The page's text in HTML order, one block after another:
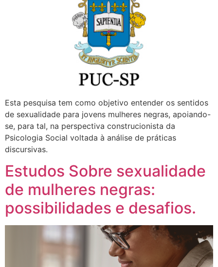
Esta pesquisa tem como objetivo entender os sentidos
de sexualidade para jovens mulheres negras, apoiando-
se, para tal, na perspectiva construcionista da
Psicologia Social voltada à análise de práticas
discursivas.
Estudos Sobre sexualidade
de mulheres negras:
possibilidades e desafios.